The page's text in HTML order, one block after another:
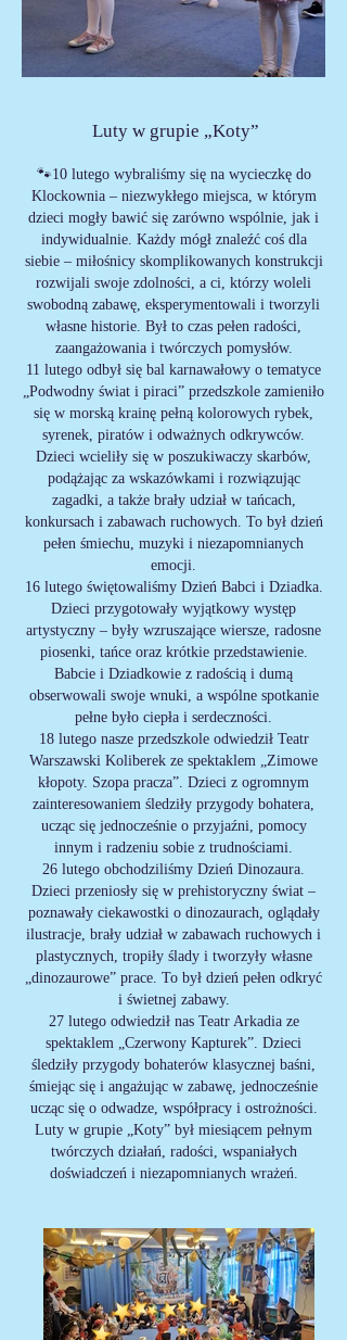
Luty w grupie „Koty”
🐾10 lutego wybraliśmy się na wycieczkę do
Klockownia – niezwykłego miejsca, w którym
dzieci mogły bawić się zarówno wspólnie, jak i
indywidualnie. Każdy mógł znaleźć coś dla
siebie – miłośnicy skomplikowanych konstrukcji
rozwijali swoje zdolności, a ci, którzy woleli
swobodną zabawę, eksperymentowali i tworzyli
własne historie. Był to czas pełen radości,
zaangażowania i twórczych pomysłów.
11 lutego odbył się bal karnawałowy o tematyce
„Podwodny świat i piraci” przedszkole zamieniło
się w morską krainę pełną kolorowych rybek,
syrenek, piratów i odważnych odkrywców.
Dzieci wcieliły się w poszukiwaczy skarbów,
podążając za wskazówkami i rozwiązując
zagadki, a także brały udział w tańcach,
konkursach i zabawach ruchowych. To był dzień
pełen śmiechu, muzyki i niezapomnianych
emocji.
16 lutego świętowaliśmy Dzień Babci i Dziadka.
Dzieci przygotowały wyjątkowy występ
artystyczny – były wzruszające wiersze, radosne
piosenki, tańce oraz krótkie przedstawienie.
Babcie i Dziadkowie z radością i dumą
obserwowali swoje wnuki, a wspólne spotkanie
pełne było ciepła i serdeczności.
18 lutego nasze przedszkole odwiedził Teatr
Warszawski Koliberek ze spektaklem „Zimowe
kłopoty. Szopa pracza”. Dzieci z ogromnym
zainteresowaniem śledziły przygody bohatera,
ucząc się jednocześnie o przyjaźni, pomocy
innym i radzeniu sobie z trudnościami.
26 lutego obchodziliśmy Dzień Dinozaura.
Dzieci przeniosły się w prehistoryczny świat –
poznawały ciekawostki o dinozaurach, oglądały
ilustracje, brały udział w zabawach ruchowych i
plastycznych, tropiły ślady i tworzyły własne
„dinozaurowe” prace. To był dzień pełen odkryć
i świetnej zabawy.
27 lutego odwiedził nas Teatr Arkadia ze
spektaklem „Czerwony Kapturek”. Dzieci
śledziły przygody bohaterów klasycznej baśni,
śmiejąc się i angażując w zabawę, jednocześnie
ucząc się o odwadze, współpracy i ostrożności.
Luty w grupie „Koty” był miesiącem pełnym
twórczych działań, radości, wspaniałych
doświadczeń i niezapomnianych wrażeń.